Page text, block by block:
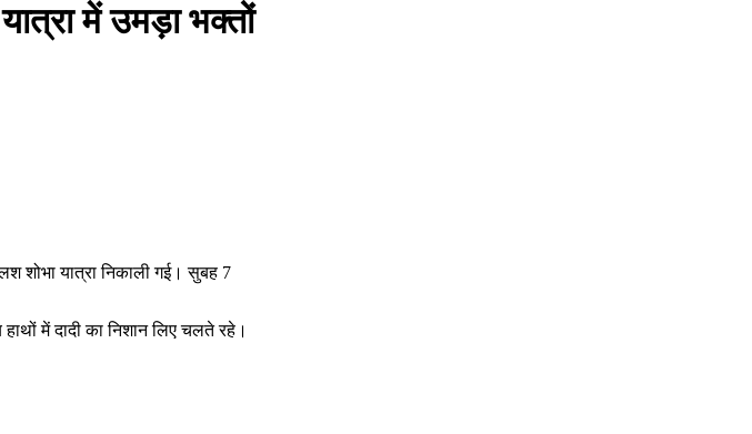
में उमड़ा भक्तों
शोभा यात्रा निकाली गई। सुबह 7
में दादी का निशान लिए चलते रहे।